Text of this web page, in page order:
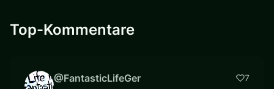
Top-Kommentare
@FantasticLifeGer 7